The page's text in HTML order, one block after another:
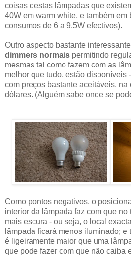
coisas destas lâmpadas que
40W em warm white, e também em
consumos de 6 a 9.5W efectivos).
Outro aspecto bastante
dimmers normais permitindo
mesmas tal como fazem com as
melhor que tudo, estão disponíveis
com preços bastante aceitáveis, na
dólares. (Alguém sabe onde se
Como pontos negativos, o
interior da lâmpada faz com que no
mais escura - ou seja, o local
lâmpada ficará menos iluminado; e
é ligeiramente maior que uma
que pode fazer com que não caiba